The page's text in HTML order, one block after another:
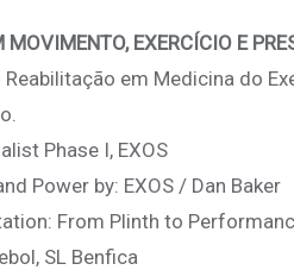
EXERCÍCIO E
em Medicina do
Phase I, EXOS
Power by: EXOS / Dan Baker
From Plinth to
SL Benfica